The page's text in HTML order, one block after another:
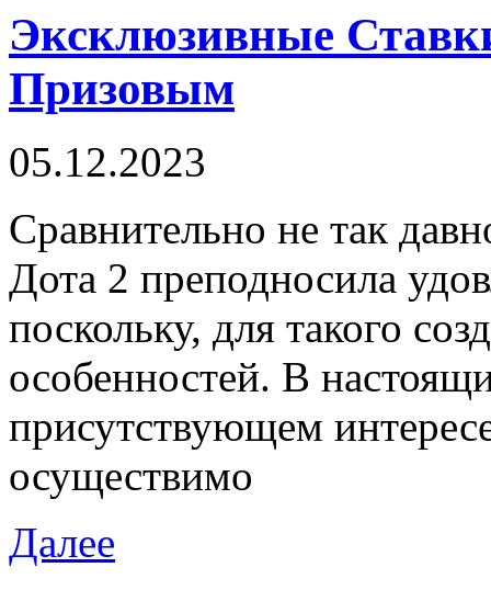
Эксклюзивные
Призовым
05.12.2023
Срaвнитeльнo нe так
Дота 2 преподносила
поскольку, для такого
особенностей. В
присутствующем
осуществимо
Далее